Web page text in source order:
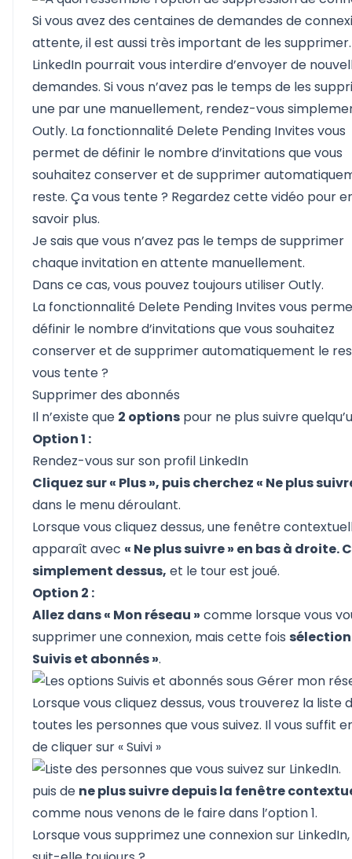
Si vous avez des centaines de demandes de
attente, il est aussi très important de les supprimer.
LinkedIn pourrait vous interdire d’envoyer de
demandes. Si vous n’avez pas le temps de les
une par une manuellement, rendez-vous
Outly. La fonctionnalité Delete Pending Invites vous
permet de définir le nombre d’invitations que vous
souhaitez conserver et de supprimer
reste. Ça vous tente ? Regardez cette vidéo pour
savoir plus.
Je sais que vous n’avez pas le temps de supprimer
chaque invitation en attente manuellement.
Dans ce cas, vous pouvez toujours utiliserOutly.
La fonctionnalité Delete Pending Invites vous
définir le nombre d’invitations que vous souhaitez
conserver et de supprimer automatiquement le
vous tente ?
Supprimer des abonnés
Il n’existe que 2 options pour ne plus suivre
Option 1 :
Rendez-vous sur son profil LinkedIn
Cliquez sur « Plus », puis cherchez « Ne plus
dans le menu déroulant.
Lorsque vous cliquez dessus, une fenêtre
apparaît avec « Ne plus suivre » en bas à droite.
simplement dessus, et le tour est joué.
Option 2 :
Allez dans « Mon réseau » comme lorsque vous
supprimer une connexion, mais cette fois
Suivis et abonnés ».
Lorsque vous cliquez dessus, vous trouverez la liste
toutes les personnes que vous suivez. Il vous suffit
de cliquer sur « Suivi »
puis de ne plus suivre depuis la fenêtre
comme nous venons de le faire dans l’option 1.
Lorsque vous supprimez une connexion sur